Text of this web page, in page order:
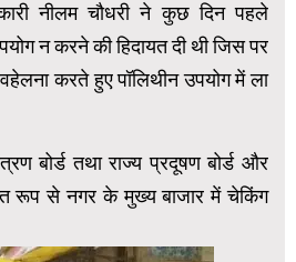
नीलम चौधरी ने कुछ दिन पहले
न करने की हिदायत दी थी जिस पर
करते हुए पॉलिथीन उपयोग में ला
बोर्ड तथा राज्य प्रदूषण बोर्ड और
रूप से नगर के मुख्य बाजार में चेकिंग